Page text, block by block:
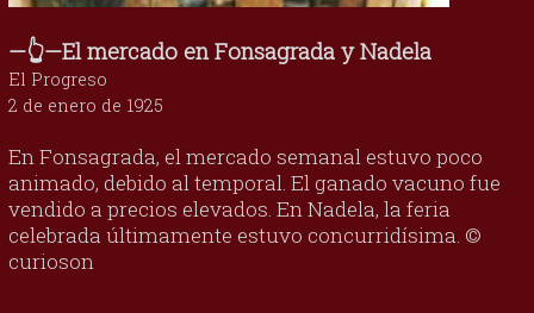
—👆—El mercado en Fonsagrada y Nadela
El Progreso
2 de enero de 1925
En Fonsagrada, el mercado semanal estuvo poco
animado, debido al temporal. El ganado vacuno fue
vendido a precios elevados. En Nadela, la feria
celebrada últimamente estuvo concurridísima. ©
curioson